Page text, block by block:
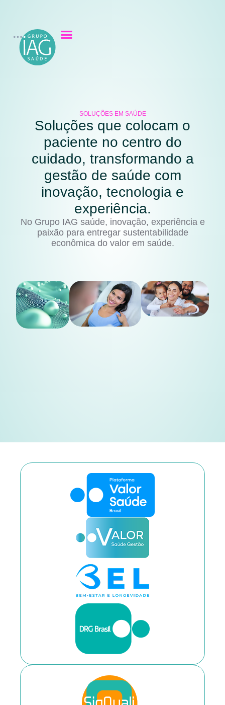
SOLUÇÕES EM SAÚDE
Soluções que colocam o
paciente no centro do
cuidado, transformando a
gestão de saúde com
inovação, tecnologia e
experiência.
No Grupo IAG saúde, inovação, experiência e
paixão para entregar sustentabilidade
econômica do valor em saúde.